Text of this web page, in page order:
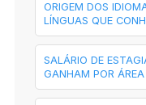
ORIGEM DOS
LÍNGUAS QUE
SALÁRIO DE
GANHAM POR ÁREA